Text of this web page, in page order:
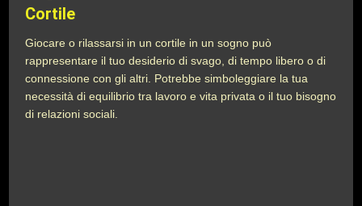
Cortile
Giocare o rilassarsi in un cortile in un sogno può
rappresentare il tuo desiderio di svago, di tempo libero o di
connessione con gli altri. Potrebbe simboleggiare la tua
necessità di equilibrio tra lavoro e vita privata o il tuo bisogno
di relazioni sociali.